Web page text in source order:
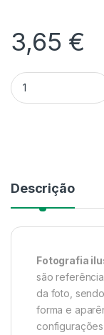
3,65 €
Quantidade
Descrição
Fotografia
são
da foto,
forma e